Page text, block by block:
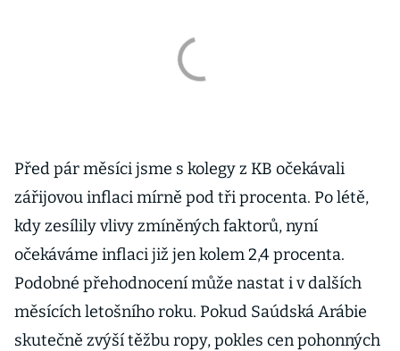
Před pár měsíci jsme s kolegy z KB očekávali
zářijovou inflaci mírně pod tři procenta. Po létě,
kdy zesílily vlivy zmíněných faktorů, nyní
očekáváme inflaci již jen kolem 2,4 procenta.
Podobné přehodnocení může nastat i v dalších
měsících letošního roku. Pokud Saúdská Arábie
skutečně zvýší těžbu ropy, pokles cen pohonných